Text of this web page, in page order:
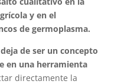
y en el
de germoplasma.
de ser un concepto
en una herramienta
directamente la